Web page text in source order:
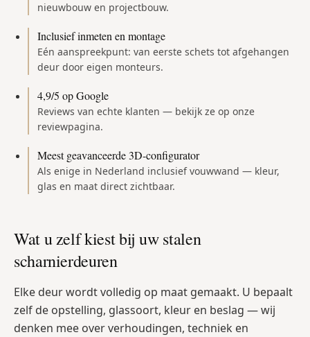
nieuwbouw en projectbouw.
Inclusief inmeten en montage
Eén aanspreekpunt: van eerste schets tot afgehangen
deur door eigen monteurs.
4,9/5 op Google
Reviews van echte klanten — bekijk ze op onze
reviewpagina.
Meest geavanceerde 3D-configurator
Als enige in Nederland inclusief vouwwand — kleur,
glas en maat direct zichtbaar.
Wat u zelf kiest bij uwstalen
scharnierdeuren
Elke deur wordt volledig op maat gemaakt. U bepaalt
zelf de opstelling, glassoort, kleur en beslag — wij
denken mee over verhoudingen, techniek en